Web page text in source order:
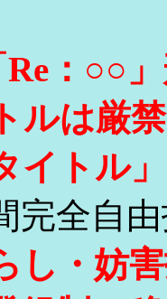
：○○
ルは厳
イトル
完全自
し・妨